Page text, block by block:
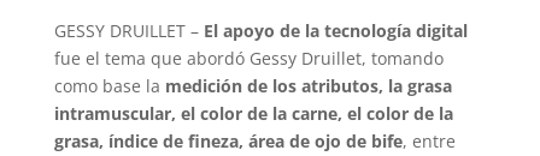
GESSY DRUILLET – El apoyo de la tecnología digital
fue el tema que abordó Gessy Druillet, tomando
como base la medición de los atributos, la grasa
intramuscular, el color de la carne, el color de la
grasa, índice de fineza, área de ojo de bife, entre